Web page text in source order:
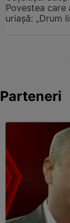
Povestea
uriașă: „Drum
Parteneri